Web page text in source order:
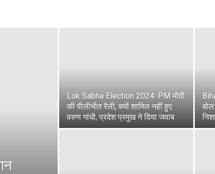
Lok Sabha Election 2024: PM मोदी
की पीलीभीत रैली, क्यों शामिल नहीं हुए
वरुण गांधी, प्रदेश प्रमुख ने दिया जवाब